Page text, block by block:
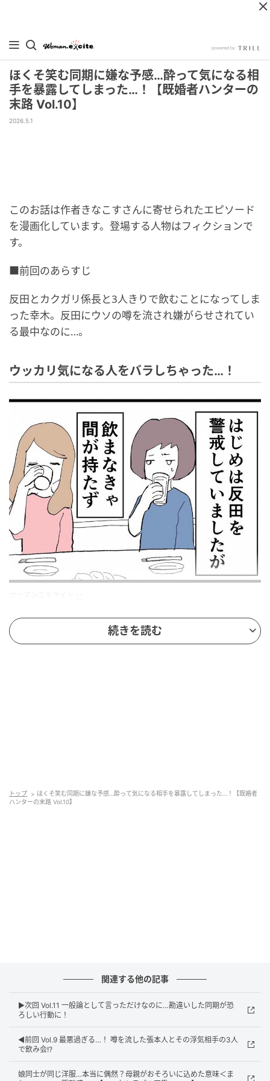
ほくそ笑む同期に嫌な予感…酔って気になる相
手を暴露してしまった…！【既婚者ハンターの
末路 Vol.10】
2026.5.1
このお話は作者きなこすさんに寄せられたエピソード
を漫画化しています。登場する人物はフィクションで
す。
■前回のあらすじ
反田とカクガリ係長と3人きりで飲むことになってしま
った幸木。反田にウソの噂を流され嫌がらせされてい
る最中なのに…。
ウッカリ気になる人をバラしちゃった…！
ウーマンエキサイト
続きを読む
トップ
ほくそ笑む同期に嫌な予感…酔って気になる相手を暴露してしまった…！【既婚者
ハンターの末路 Vol.10】
関連する他の記事
▶︎次回 Vol.11 一般論として言っただけなのに…勘違いした同期が恐
ろしい行動に！
◀︎前回 Vol.9 最悪過ぎる…！ 噂を流した張本人とその浮気相手の3人
で飲み会!?
娘同士が同じ洋服…本当に偶然？母親がおそろいに込めた意味＜ま